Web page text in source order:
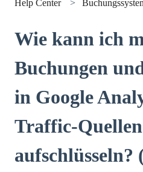
Help Center
Wie kann ich
Buchungen
in Google
Traffic-Quellen